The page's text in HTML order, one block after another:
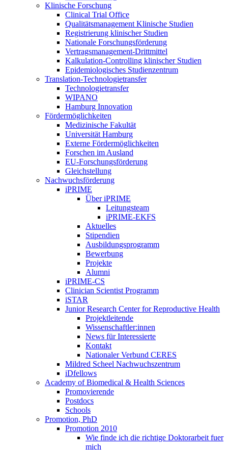
Klinische Forschung
Clinical Trial Office
Qualitätsmanagement Klinische Studien
Registrierung klinischer Studien
Nationale Forschungsförderung
Vertragsmanagement-Drittmittel
Kalkulation-Controlling klinischer Studien
Epidemiologisches Studienzentrum
Translation-Technologietransfer
Technologietransfer
WIPANO
Hamburg Innovation
Fördermöglichkeiten
Medizinische Fakultät
Universität Hamburg
Externe Fördermöglichkeiten
Forschen im Ausland
EU-Forschungsförderung
Gleichstellung
Nachwuchsförderung
iPRIME
Über iPRIME
Leitungsteam
iPRIME-EKFS
Aktuelles
Stipendien
Ausbildungsprogramm
Bewerbung
Projekte
Alumni
iPRIME-CS
Clinician Scientist Programm
iSTAR
Junior Research Center for Reproductive Health
Projektleitende
Wissenschaftler:innen
News für Interessierte
Kontakt
Nationaler Verbund CERES
Mildred Scheel Nachwuchszentrum
iDfellows
Academy of Biomedical & Health Sciences
Promovierende
Postdocs
Schools
Promotion, PhD
Promotion 2010
Wie finde ich die richtige Doktorarbeit fuer
mich